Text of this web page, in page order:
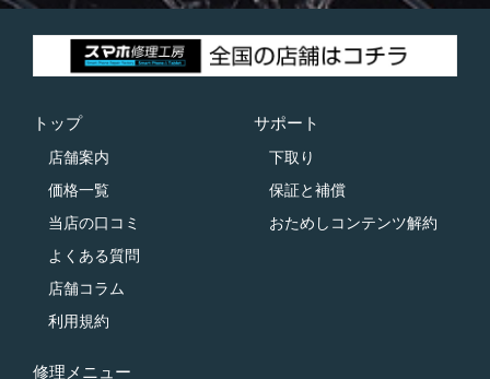
トップ
店舗案内
価格一覧
当店の口コミ
よくある質問
店舗コラム
利用規約
サポート
下取り
保証と補償
おためしコンテンツ解約
修理メニュー